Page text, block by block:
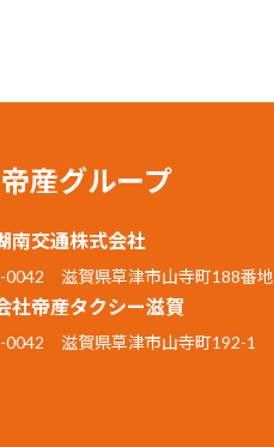
産グループ
南交通株式会社
0042 滋賀県草津市山寺町188番地
社帝産タクシー滋賀
0042 滋賀県草津市山寺町192-1